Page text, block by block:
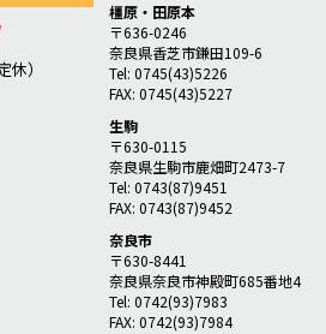
）
橿原・田原本
〒636-0246
奈良県香芝市鎌田109-6
Tel: 0745(43)5226
FAX: 0745(43)5227
生駒
〒630-0115
奈良県生駒市鹿畑町2473-7
Tel: 0743(87)9451
FAX: 0743(87)9452
奈良市
〒630-8441
奈良県奈良市神殿町685番地4
Tel: 0742(93)7983
FAX: 0742(93)7984